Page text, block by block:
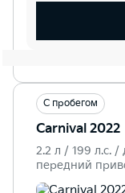
С пробегом
Carnival 2022
2.2 л / 199 л.c. /
передний